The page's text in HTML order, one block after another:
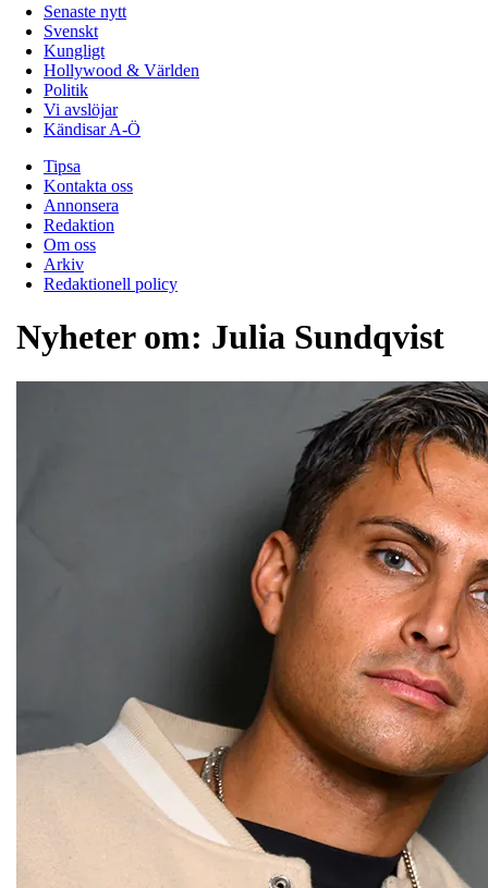
Senaste nytt
Svenskt
Kungligt
Hollywood & Världen
Politik
Vi avslöjar
Kändisar A-Ö
Tipsa
Kontakta oss
Annonsera
Redaktion
Om oss
Arkiv
Redaktionell policy
Nyheter om: Julia Sundqvist